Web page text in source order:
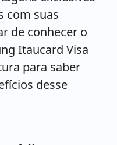
com suas
de conhecer o
Itaucard Visa
para saber
desse